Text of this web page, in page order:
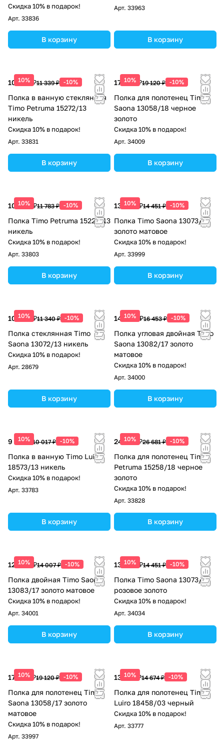
Скидка 10% в подарок!
Арт. 33836
В корзину
Арт. 33963
В корзину
10%
10 205 ₽11 339 ₽ -10%
Полка в ванную стеклянная
Timo Petruma 15272/13
никель
Скидка 10% в подарок!
Арт. 33831
В корзину
10%
17 208 ₽19 120 ₽ -10%
Полка для полотенец Timo
Saona 13058/18 черное
золото
Скидка 10% в подарок!
Арт. 34009
В корзину
10%
10 605 ₽11 783 ₽ -10%
Полка Timo Petruma 15222/13
никель
Скидка 10% в подарок!
Арт. 33803
В корзину
10%
13 006 ₽14 451 ₽ -10%
Полка Timo Saona 13073/17
золото матовое
Скидка 10% в подарок!
Арт. 33999
В корзину
10%
10 206 ₽11 340 ₽ -10%
Полка стеклянная Timo
Saona 13072/13 никель
Скидка 10% в подарок!
Арт. 28679
В корзину
10%
14 808 ₽16 453 ₽ -10%
Полка угловая двойная Timo
Saona 13082/17 золото
матовое
Скидка 10% в подарок!
Арт. 34000
В корзину
10%
9 015 ₽ 10 017 ₽ -10%
Полка в ванную Timo Luiro
18573/13 никель
Скидка 10% в подарок!
Арт. 33783
В корзину
10%
24 013 ₽26 681 ₽ -10%
Полка для полотенец Timo
Petruma 15258/18 черное
золото
Скидка 10% в подарок!
Арт. 33828
В корзину
10%
12 606 ₽14 007 ₽ -10%
Полка двойная Timo Saona
13083/17 золото матовое
Скидка 10% в подарок!
Арт. 34001
В корзину
10%
13 006 ₽14 451 ₽ -10%
Полка Timo Saona 13073/19
розовое золото
Скидка 10% в подарок!
Арт. 34034
В корзину
10%
17 208 ₽19 120 ₽ -10%
Полка для полотенец Timo
Saona 13058/17 золото
матовое
Скидка 10% в подарок!
Арт. 33997
10%
13 207 ₽14 674 ₽ -10%
Полка для полотенец Timo
Luiro 18458/03 черный
Скидка 10% в подарок!
Арт. 33777